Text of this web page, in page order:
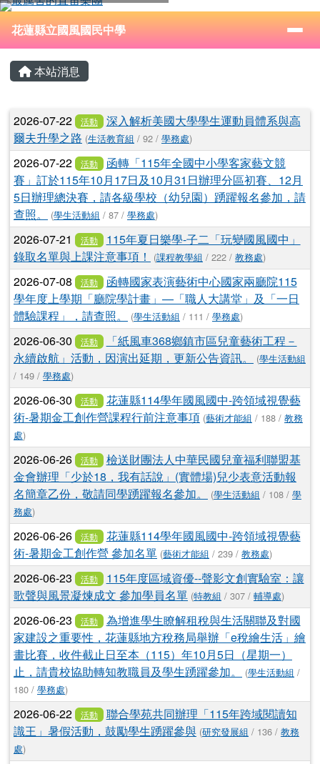
跳至主內容區
花蓮縣立國風國民中學
⏸
導覽列
花蓮縣立國風國民中學
主內容區域
本站消息
文章列表
2026-07-22 活動
深入解析美國大學學生運動員體系與高
爾夫升學之路 (生活教育組 / 92 / 學務處)
2026-07-22 活動
函轉「115年全國中小學客家藝文競
賽」訂於115年10月17日及10月31日辦理分區初賽、12月
5日辦理總決賽，請各級學校（幼兒園）踴躍報名參加，請
查照。
(學生活動組 / 87 / 學務處)
2026-07-21 活動
115年夏日樂學-子二「玩變國風國中」
錄取名單與上課注意事項！
(課程教學組 / 222 / 教務處)
2026-07-08 活動
函轉國家表演藝術中心國家兩廳院115
學年度上學期「廳院學計畫」—「職人大講堂」及「一日
體驗課程」，請查照。
(學生活動組 / 111 / 學務處)
2026-06-30 活動
「紙風車368鄉鎮市區兒童藝術工程－
永續啟航」活動，因演出延期，更新公告資訊。
(學生活動組
/ 149 / 學務處)
2026-06-30 活動
花蓮縣114學年國風國中-跨領域視覺藝
術-暑期金工創作營課程行前注意事項 (藝術才能組 / 188 / 教務
處)
2026-06-26 活動
檢送財團法人中華民國兒童福利聯盟基
金會辦理「少於18，我有話說」(實體場)兒少表意活動報
名簡章乙份，敬請同學踴躍報名參加。
(學生活動組 / 108 / 學
務處)
2026-06-26 活動
花蓮縣114學年國風國中-跨領域視覺藝
術-暑期金工創作營 參加名單 (藝術才能組 / 239 / 教務處)
2026-06-23 活動
115年度區域資優--聲影文創實驗室：讓
歌聲與風景凝煉成文 參加學員名單 (特教組 / 307 / 輔導處)
2026-06-23 活動
為增進學生瞭解租稅與生活關聯及對國
家建設之重要性，花蓮縣地方稅務局舉辦「e稅繪生活」繪
畫比賽，收件截止日至本（115）年10月5日（星期一）
止，請貴校協助轉知教職員及學生踴躍參加。
(學生活動組 /
180 / 學務處)
2026-06-22 活動
聯合學苑共同辦理「115年跨域閱讀知
識王」暑假活動，鼓勵學生踴躍參與 (研究發展組 / 136 / 教務
處)
頁尾區域